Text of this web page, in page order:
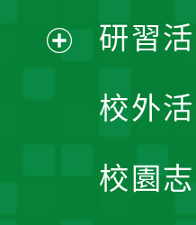
研習
校外
校園